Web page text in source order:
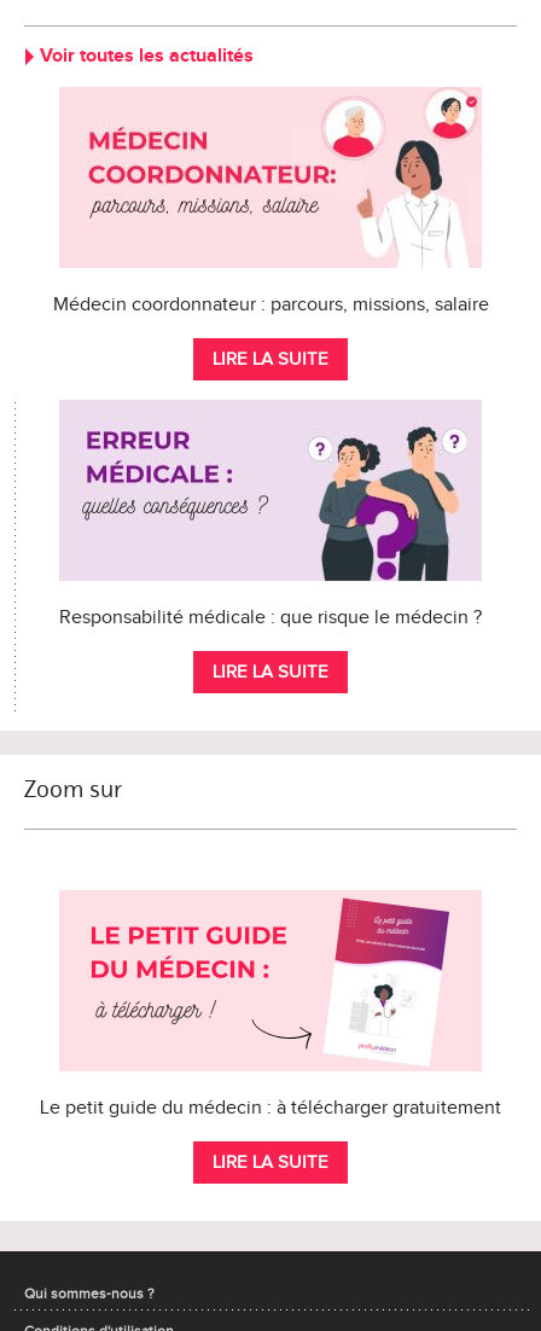
Voir toutes les actualités
Médecin coordonnateur : parcours, missions, salaire
LIRE LA SUITE
Responsabilité médicale : que risque le médecin ?
LIRE LA SUITE
Zoom sur
Le petit guide du médecin : à télécharger gratuitement
LIRE LA SUITE
Qui sommes-nous ?